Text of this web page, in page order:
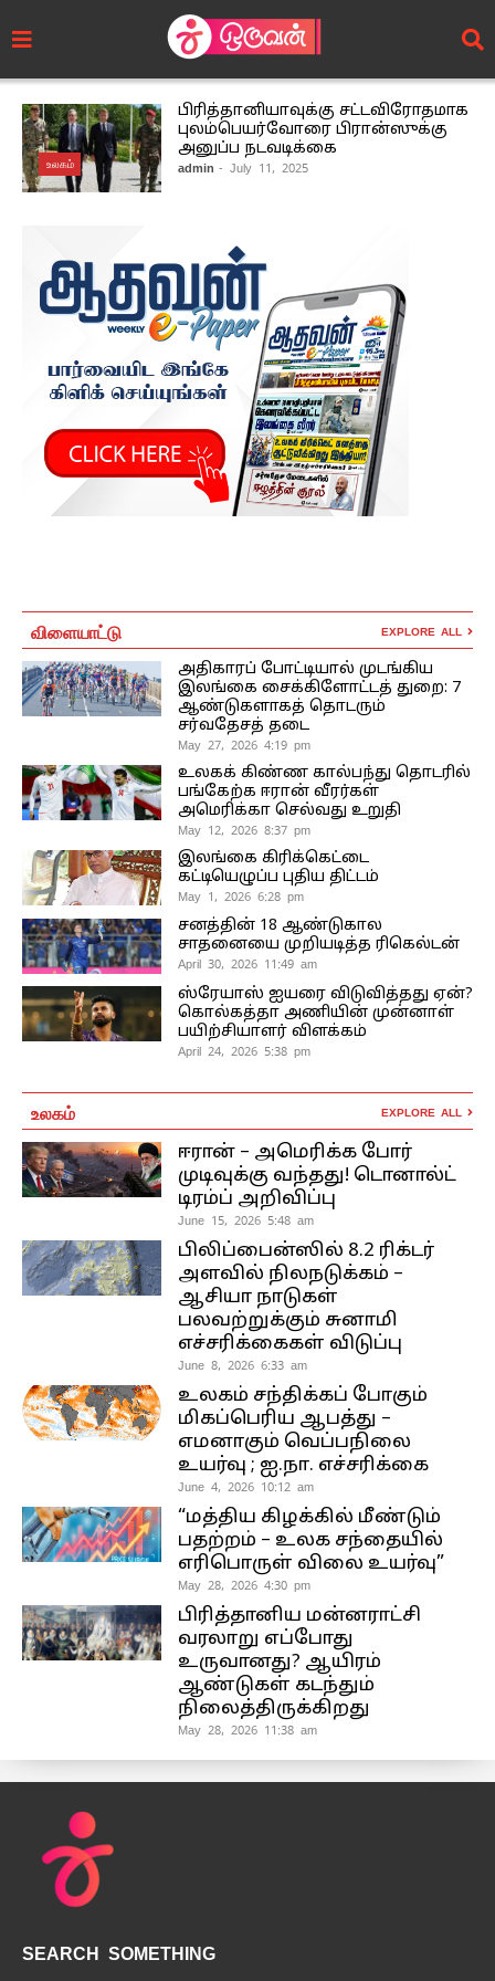
உலகம்
பிரித்தானியாவுக்கு சட்டவிரோதமாக
புலம்பெயர்வோரை பிரான்ஸுக்கு
அனுப்ப நடவடிக்கை
admin - July 11, 2025
விளையாட்டு EXPLORE ALL
அதிகாரப் போட்டியால் முடங்கிய
இலங்கை சைக்கிளோட்டத் துறை: 7
ஆண்டுகளாகத் தொடரும்
சர்வதேசத் தடை
May 27, 2026 4:19 pm
உலகக் கிண்ண கால்பந்து தொடரில்
பங்கேற்க ஈரான் வீரர்கள்
அமெரிக்கா செல்வது உறுதி
May 12, 2026 8:37 pm
இலங்கை கிரிக்கெட்டை
கட்டியெழுப்ப புதிய திட்டம்
May 1, 2026 6:28 pm
சனத்தின் 18 ஆண்டுகால
சாதனையை முறியடித்த ரிகெல்டன்
April 30, 2026 11:49 am
ஸ்ரேயாஸ் ஐயரை விடுவித்தது ஏன்?
கொல்கத்தா அணியின் முன்னாள்
பயிற்சியாளர் விளக்கம்
April 24, 2026 5:38 pm
உலகம் EXPLORE ALL
ஈரான் – அமெரிக்க போர்
முடிவுக்கு வந்தது! டொனால்ட்
டிரம்ப் அறிவிப்பு
June 15, 2026 5:48 am
பிலிப்பைன்ஸில் 8.2 ரிக்டர்
அளவில் நிலநடுக்கம் –
ஆசியா நாடுகள்
பலவற்றுக்கும் சுனாமி
எச்சரிக்கைகள் விடுப்பு
June 8, 2026 6:33 am
உலகம் சந்திக்கப் போகும்
மிகப்பெரிய ஆபத்து –
எமனாகும் வெப்பநிலை
உயர்வு ; ஐ.நா. எச்சரிக்கை
June 4, 2026 10:12 am
“மத்திய கிழக்கில் மீண்டும்
பதற்றம் – உலக சந்தையில்
எரிபொருள் விலை உயர்வு”
May 28, 2026 4:30 pm
பிரித்தானிய மன்னராட்சி
வரலாறு எப்போது
உருவானது? ஆயிரம்
ஆண்டுகள் கடந்தும்
நிலைத்திருக்கிறது
May 28, 2026 11:38 am
SEARCH SOMETHING